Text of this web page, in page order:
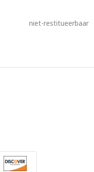
niet-restitueerbaar